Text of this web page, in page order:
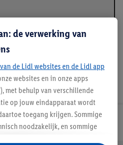
Nieuwsbrief
de verwerking van
de Lidl websites en de Lidl app
websites en in onze apps
met behulp van verschillende
op jouw eindapparaat wordt
toegang krijgen. Sommige
noodzakelijk, en sommige